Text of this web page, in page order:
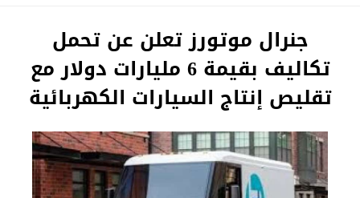
جنرال موتورز تعلن عن تحمل
تكاليف بقيمة 6 مليارات دولار مع
تقليص إنتاج السيارات الكهربائية